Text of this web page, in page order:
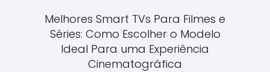
Melhores Smart TVs Para Filmes e
Séries: Como Escolher o Modelo
Ideal Para uma Experiência
Cinematográfica